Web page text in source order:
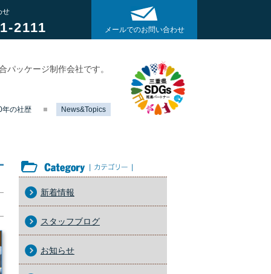
せ
2111 メールでのお問い合わせ
ッケージ制作会社です。
年の社歴 News&Topics
カテゴリー
新着情報
スタッフブログ
お知らせ